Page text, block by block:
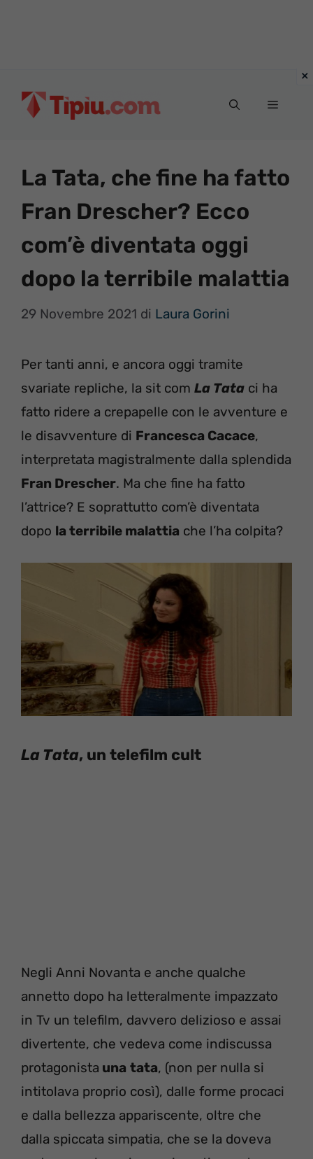
Menu
La Tata, che fine ha fatto
Fran Drescher? Ecco
com’è diventata oggi
dopo la terribile malattia
29 Novembre 2021 di Laura Gorini
Per tanti anni, e ancora oggi tramite
svariate repliche, la sit com La Tata ci ha
fatto ridere a crepapelle con le avventure e
le disavventure di Francesca Cacace,
interpretata magistralmente dalla splendida
Fran Drescher. Ma che fine ha fatto
l’attrice? E soprattutto com’è diventata
dopo la terribile malattia che l’ha colpita?
La Tata, un telefilm cult
Negli Anni Novanta e anche qualche
annetto dopo ha letteralmente impazzato
in Tv un telefilm, davvero delizioso e assai
divertente, che vedeva come indiscussa
protagonista una tata, (non per nulla si
intitolava proprio così), dalle forme procaci
e dalla bellezza appariscente, oltre che
dalla spiccata simpatia, che se la doveva